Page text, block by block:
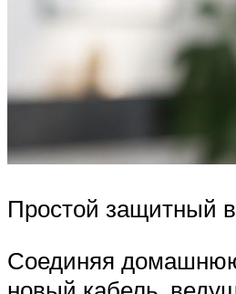
Простой защитный
Соединяя